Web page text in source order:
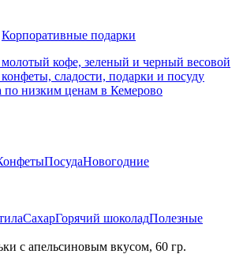
Корпоративные подарки
кофе, зеленый и черный весовой
сладости, подарки и посуду
по низким ценам в Кемерово
ПосудаНовогодние
СахарГорячий шоколадПолезные
с апельсиновым вкусом, 60 гр.